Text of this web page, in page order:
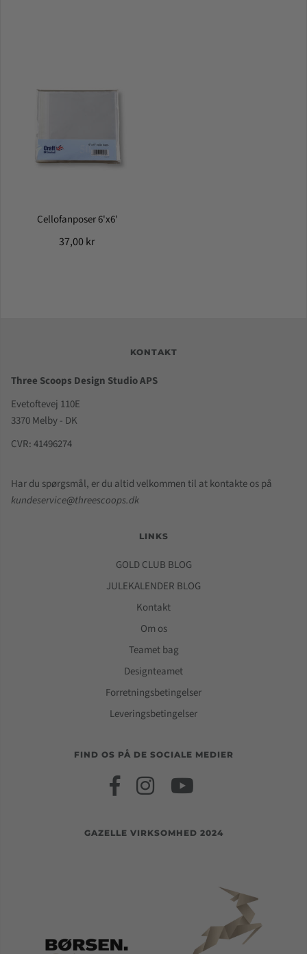
Cellofanposer 6'x6'
37,00 kr
KONTAKT
Three Scoops Design Studio APS
Evetoftevej 110E
3370 Melby - DK
CVR: 41496274
Har du spørgsmål, er du altid velkommen til at kontakte os på
kundeservice@threescoops.dk
LINKS
GOLD CLUB BLOG
JULEKALENDER BLOG
Kontakt
Om os
Teamet bag
Designteamet
Forretningsbetingelser
Leveringsbetingelser
FIND OS PÅ DE SOCIALE MEDIER
GAZELLE VIRKSOMHED 2024